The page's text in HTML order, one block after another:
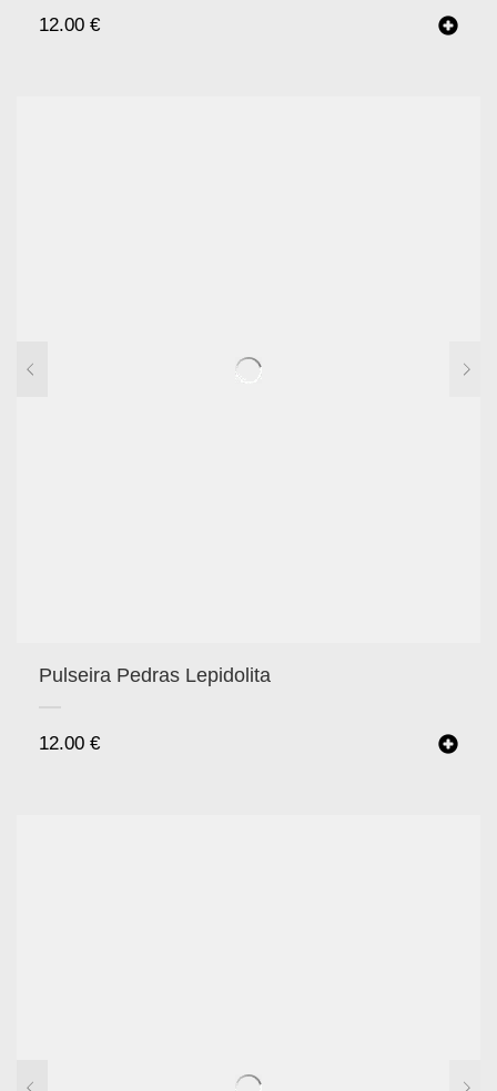
12.00 €
Pulseira Pedras Lepidolita
12.00 €